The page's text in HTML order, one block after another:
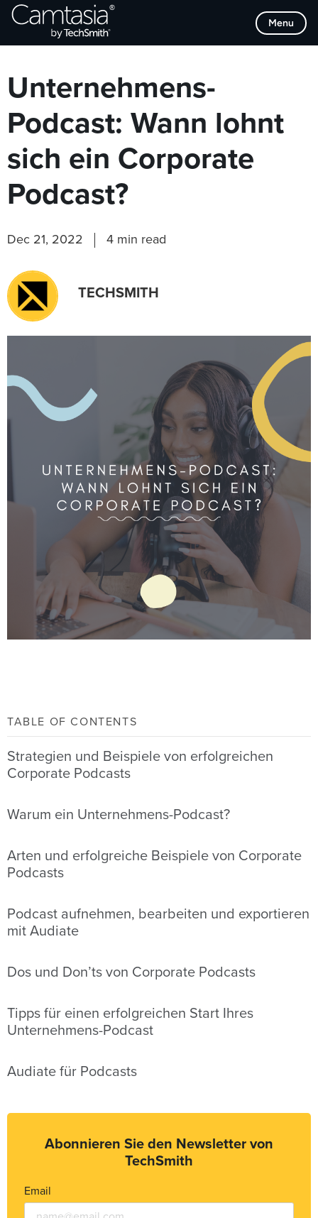
Direkt
zum
Menu
Browse Categories
Unternehmens-
Podcast: Wann lohnt
sich ein Corporate
Podcast?
Dec 21, 2022 4 min read
TECHSMITH
TABLE OF CONTENTS
Strategien und Beispiele von erfolgreichen
Corporate Podcasts
Warum ein Unternehmens-Podcast?
Arten und erfolgreiche Beispiele von Corporate
Podcasts
Podcast aufnehmen, bearbeiten und exportieren
mit Audiate
Dos und Don’ts von Corporate Podcasts
Tipps für einen erfolgreichen Start Ihres
Unternehmens-Podcast
Audiate für Podcasts
Abonnieren Sie den Newsletter von
TechSmith
Email